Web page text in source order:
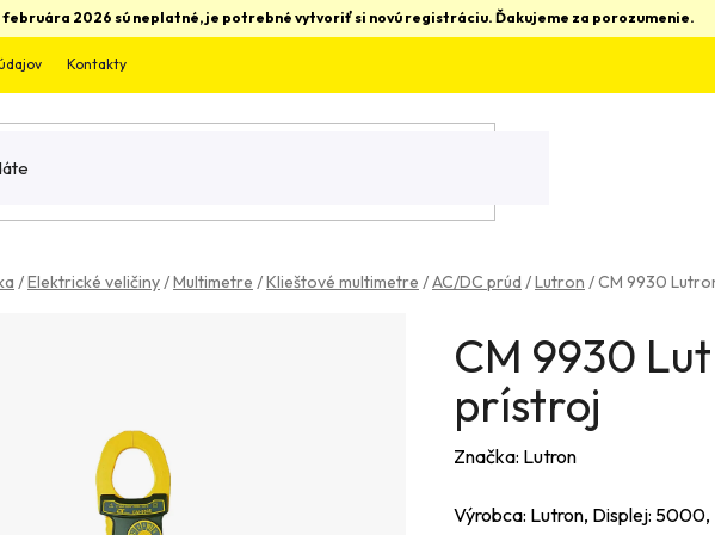
2026 sú neplatné, je potrebné vytvoriť si novú registráciu. Ďakujeme za porozumenie.
Kontakty
/Elektrické veličiny/Multimetre /Klieštové multimetre /AC/DC prúd /Lutron /CM 9930
CM 9930
prístroj
Značka: Lutron
Výrobca: Lutron, Displej: